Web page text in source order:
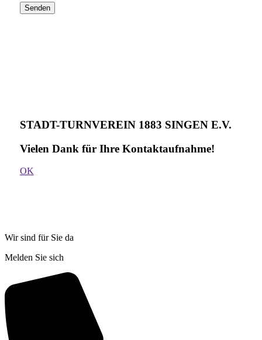
Senden
STADT-TURNVEREIN 1883 SINGEN E.V.
Vielen Dank für Ihre Kontakt­aufnahme!
OK
Wir sind für Sie da
Melden Sie sich